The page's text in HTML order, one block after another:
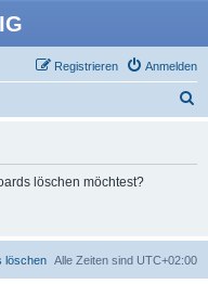
Anmelden
Registrieren
löschen möchtest?
Alle Zeiten sind UTC+02:00
löschen